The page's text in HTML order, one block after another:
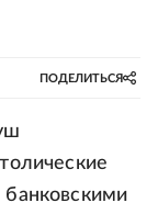
ПОДЕЛИТЬСЯ